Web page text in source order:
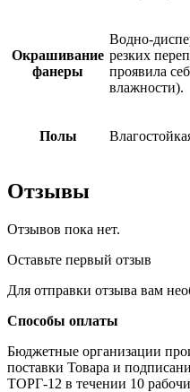
Окрашивание
фанеры
Водно-
резких
проявила
влажности).
Полы
Отзывы
Отзывов пока нет.
Оставьте первый отзыв
Для отправки отзыва вам
Способы оплаты
Бюджетные организации
поставки Товара и
ТОРГ-12 в течении 10